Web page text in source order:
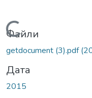
Вантажиться...
Файли
getdocument (3).pdf
Дата
2015